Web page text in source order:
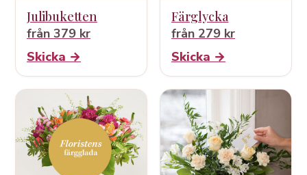
Julibuketten
från 379 kr
Skicka →
Färglycka
från 279 kr
Skicka →